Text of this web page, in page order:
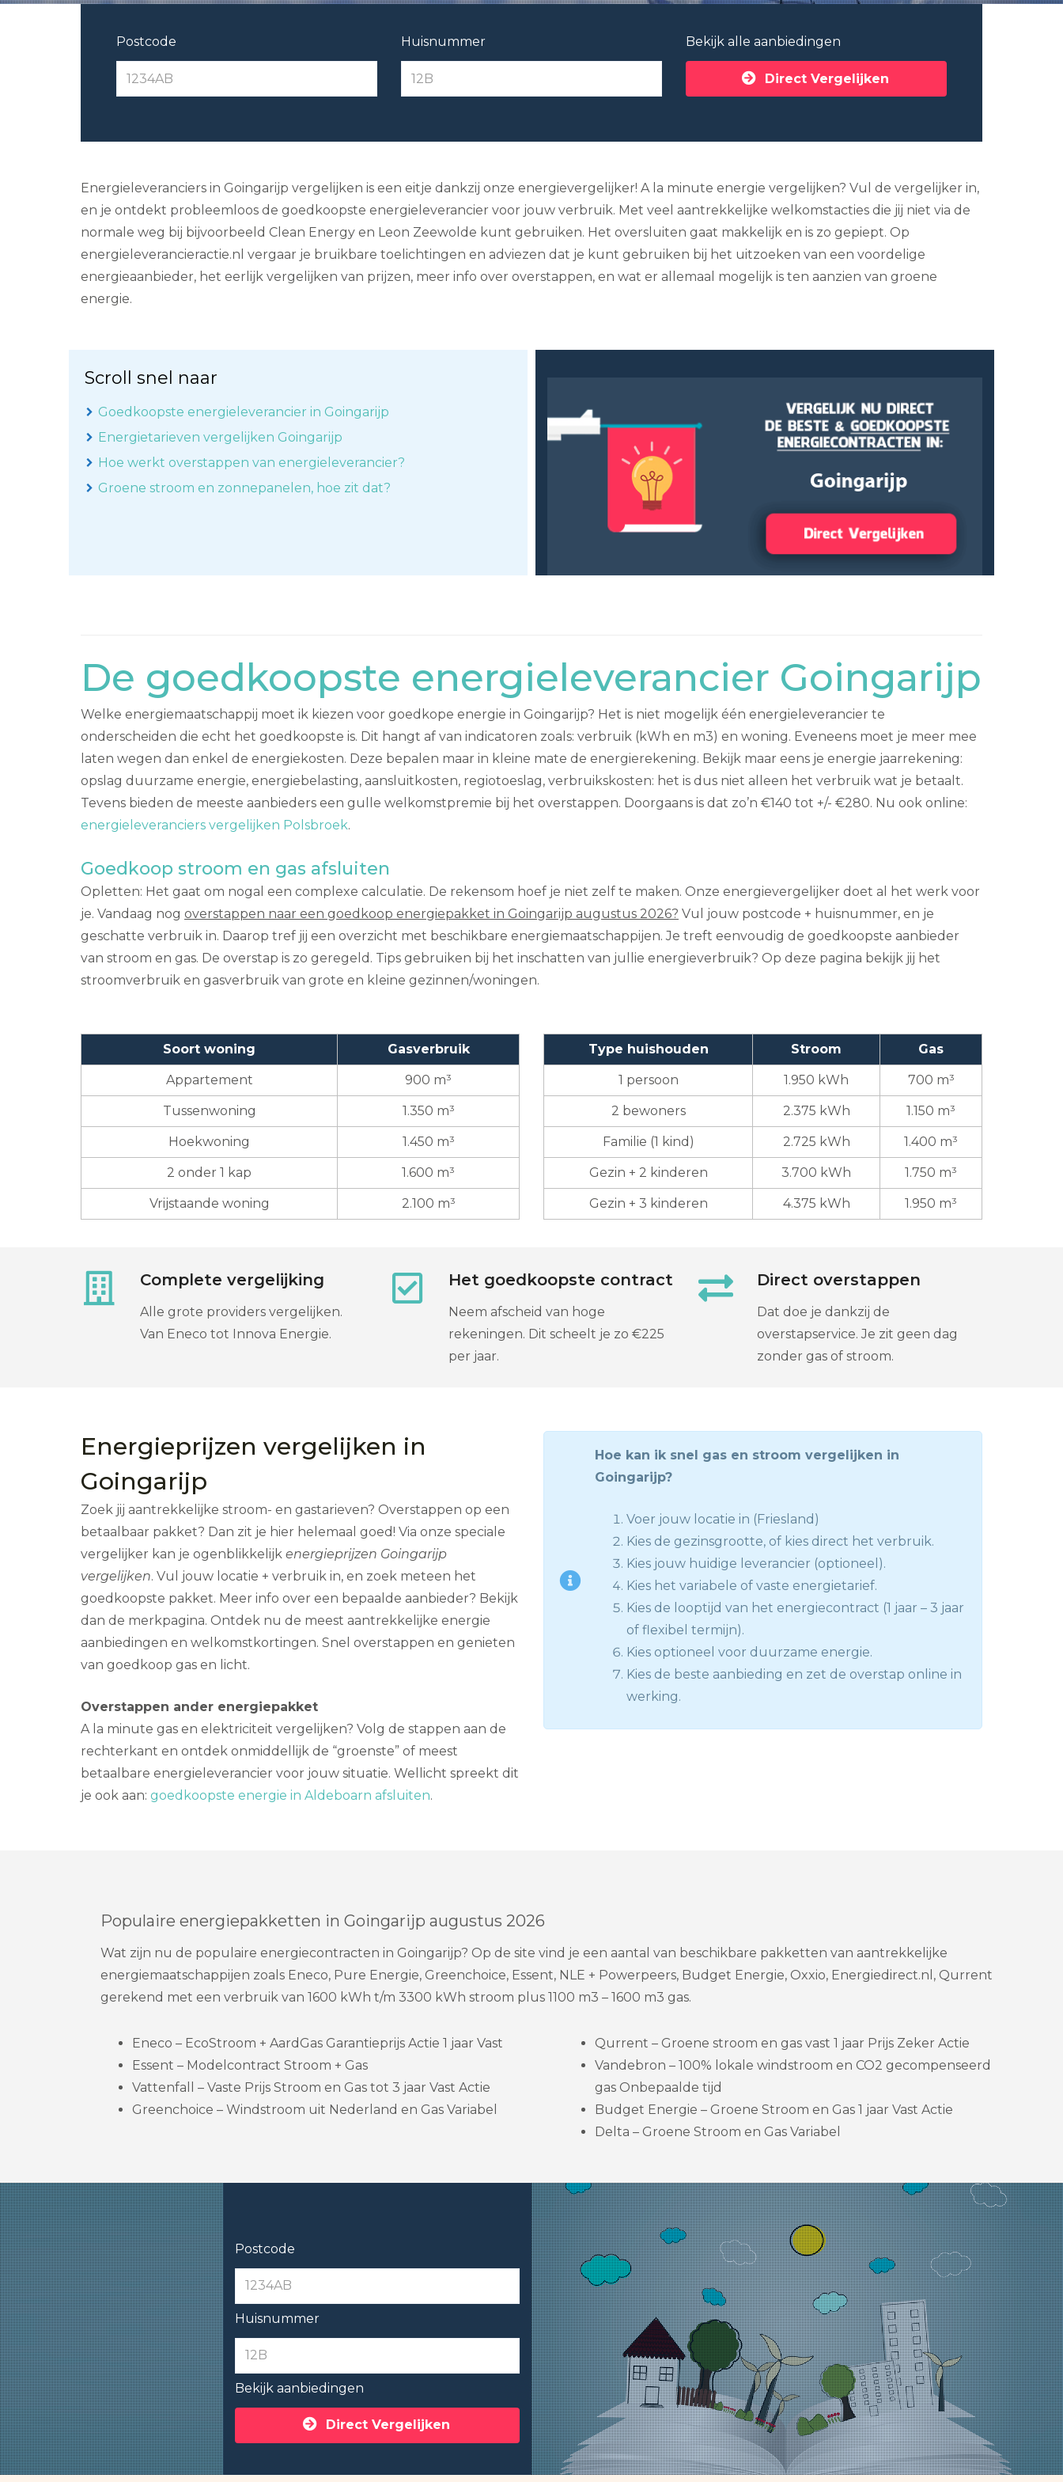
Postcode Huisnummer Bekijk alle aanbiedingen
Direct Vergelijken
Energieleveranciers in Goingarijp vergelijken is een eitje dankzij onze energievergelijker! A la minute energie vergelijken? Vul de vergelijker in,
en je ontdekt probleemloos de goedkoopste energieleverancier voor jouw verbruik. Met veel aantrekkelijke welkomstacties die jij niet via de
normale weg bij bijvoorbeeld Clean Energy en Leon Zeewolde kunt gebruiken. Het oversluiten gaat makkelijk en is zo gepiept. Op
energieleverancieractie.nl vergaar je bruikbare toelichtingen en adviezen dat je kunt gebruiken bij het uitzoeken van een voordelige
energieaanbieder, het eerlijk vergelijken van prijzen, meer info over overstappen, en wat er allemaal mogelijk is ten aanzien van groene
energie.
Scroll snel naar
Goedkoopste energieleverancier in Goingarijp
Energietarieven vergelijken Goingarijp
Hoe werkt overstappen van energieleverancier?
Groene stroom en zonnepanelen, hoe zit dat?
De goedkoopste energieleverancier Goingarijp
Welke energiemaatschappij moet ik kiezen voor goedkope energie in Goingarijp? Het is niet mogelijk één energieleverancier te
onderscheiden die echt het goedkoopste is. Dit hangt af van indicatoren zoals: verbruik (kWh en m3) en woning. Eveneens moet je meer mee
laten wegen dan enkel de energiekosten. Deze bepalen maar in kleine mate de energierekening. Bekijk maar eens je energie jaarrekening:
opslag duurzame energie, energiebelasting, aansluitkosten, regiotoeslag, verbruikskosten: het is dus niet alleen het verbruik wat je betaalt.
Tevens bieden de meeste aanbieders een gulle welkomstpremie bij het overstappen. Doorgaans is dat zo’n €140 tot +/- €280. Nu ook online:
energieleveranciers vergelijken Polsbroek.
Goedkoop stroom en gas afsluiten
Opletten: Het gaat om nogal een complexe calculatie. De rekensom hoef je niet zelf te maken. Onze energievergelijker doet al het werk voor
je. Vandaag nog overstappen naar een goedkoop energiepakket in Goingarijp augustus 2026? Vul jouw postcode + huisnummer, en je
geschatte verbruik in. Daarop tref jij een overzicht met beschikbare energiemaatschappijen. Je treft eenvoudig de goedkoopste aanbieder
van stroom en gas. De overstap is zo geregeld. Tips gebruiken bij het inschatten van jullie energieverbruik? Op deze pagina bekijk jij het
stroomverbruik en gasverbruik van grote en kleine gezinnen/woningen.
Soort woning Gasverbruik
Appartement 900 m³
Tussenwoning 1.350 m³
Hoekwoning 1.450 m³
2 onder 1 kap 1.600 m³
Vrijstaande woning 2.100 m³
Type huishouden Stroom Gas
1 persoon 1.950 kWh 700 m³
2 bewoners 2.375 kWh 1.150 m³
Familie (1 kind) 2.725 kWh 1.400 m³
Gezin + 2 kinderen 3.700 kWh 1.750 m³
Gezin + 3 kinderen 4.375 kWh 1.950 m³
Complete vergelijking
Alle grote providers vergelijken.
Van Eneco tot Innova Energie.
Het goedkoopste contract
Neem afscheid van hoge
rekeningen. Dit scheelt je zo €225
per jaar.
Direct overstappen
Dat doe je dankzij de
overstapservice. Je zit geen dag
zonder gas of stroom.
Energieprijzen vergelijken in
Goingarijp
Zoek jij aantrekkelijke stroom- en gastarieven? Overstappen op een
betaalbaar pakket? Dan zit je hier helemaal goed! Via onze speciale
vergelijker kan je ogenblikkelijk energieprijzen Goingarijp
vergelijken. Vul jouw locatie + verbruik in, en zoek meteen het
goedkoopste pakket. Meer info over een bepaalde aanbieder? Bekijk
dan de merkpagina. Ontdek nu de meest aantrekkelijke energie
aanbiedingen en welkomstkortingen. Snel overstappen en genieten
van goedkoop gas en licht.
Overstappen ander energiepakket
A la minute gas en elektriciteit vergelijken? Volg de stappen aan de
rechterkant en ontdek onmiddellijk de “groenste” of meest
betaalbare energieleverancier voor jouw situatie. Wellicht spreekt dit
je ook aan: goedkoopste energie in Aldeboarn afsluiten.
Hoe kan ik snel gas en stroom vergelijken in
Goingarijp?
Voer jouw locatie in (Friesland)
Kies de gezinsgrootte, of kies direct het verbruik.
Kies jouw huidige leverancier (optioneel).
Kies het variabele of vaste energietarief.
Kies de looptijd van het energiecontract (1 jaar – 3 jaar
of flexibel termijn).
Kies optioneel voor duurzame energie.
Kies de beste aanbieding en zet de overstap online in
werking.
Populaire energiepakketten in Goingarijp augustus 2026
Wat zijn nu de populaire energiecontracten in Goingarijp? Op de site vind je een aantal van beschikbare pakketten van aantrekkelijke
energiemaatschappijen zoals Eneco, Pure Energie, Greenchoice, Essent, NLE + Powerpeers, Budget Energie, Oxxio, Energiedirect.nl, Qurrent
gerekend met een verbruik van 1600 kWh t/m 3300 kWh stroom plus 1100 m3 – 1600 m3 gas.
Eneco – EcoStroom + AardGas Garantieprijs Actie 1 jaar Vast
Essent – Modelcontract Stroom + Gas
Vattenfall – Vaste Prijs Stroom en Gas tot 3 jaar Vast Actie
Greenchoice – Windstroom uit Nederland en Gas Variabel
Qurrent – Groene stroom en gas vast 1 jaar Prijs Zeker Actie
Vandebron – 100% lokale windstroom en CO2 gecompenseerd
gas Onbepaalde tijd
Budget Energie – Groene Stroom en Gas 1 jaar Vast Actie
Delta – Groene Stroom en Gas Variabel
Postcode
Huisnummer
Bekijk aanbiedingen
Direct Vergelijken